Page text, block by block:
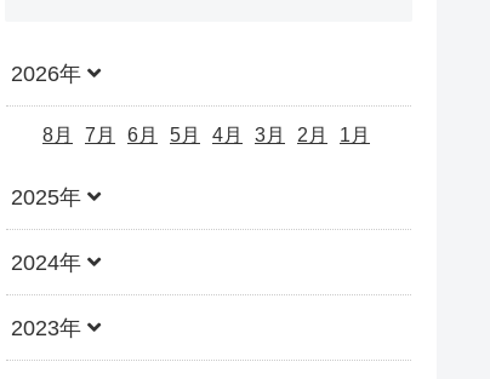
2026年
8月 7月 6月 5月 4月 3月 2月 1月
2025年
2024年
2023年